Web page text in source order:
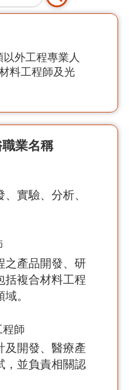
外工程專業人
料工程師及光
業名稱
實驗、分析、
之產品開發、研
括複合材料工程
。
程師
及開發、醫療產
，並負責相關認